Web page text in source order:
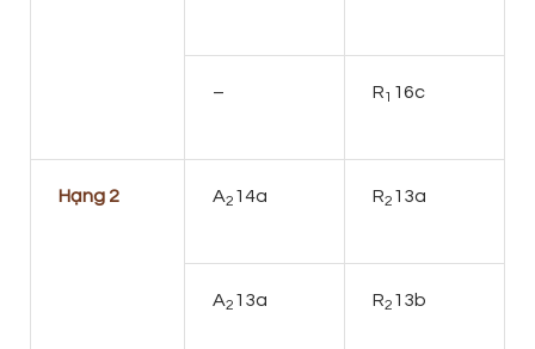
– R1 16c
Hạng 2 A2 14a R2 13a
A2 13a R2 13b